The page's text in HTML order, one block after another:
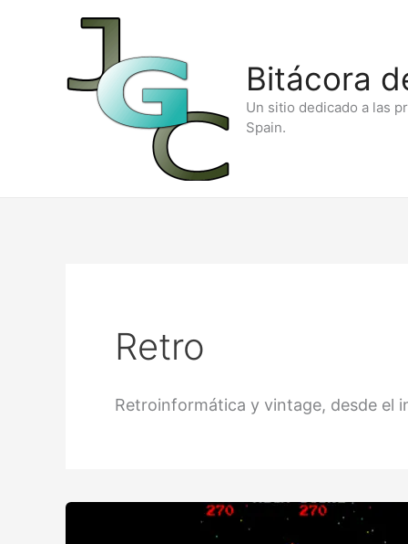
contenido
Bitácora
Un sitio dedicado a las
Spain.
Retro
Retroinformática y vintage, desde el